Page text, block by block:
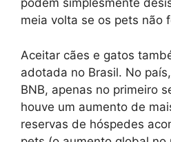
podem simplesmente
meia volta se os pets não
Aceitar cães e gatos
adotada no Brasil. No
BNB, apenas no primeiro
houve um aumento de
reservas de hóspedes